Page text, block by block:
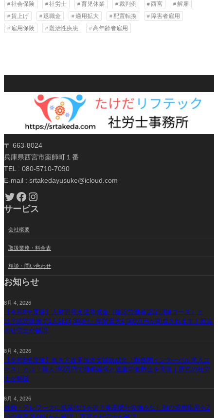
社会保険
社労士 育児休業 裁判例 西宮
解雇
賃上げ
退職金 適用拡大 配置転換
障害者雇用
雇用保険
難治性疾患 高年齢者雇用
〒 663-8024
兵庫県西宮市薬師町１番
TEL : 080-5710-7090
E-mail : srtakedayusuke@icloud.com
Twitter Facebook Instagram
サービス
会社概要
取扱業務・料金表
相談・問い合わせ
お知らせ
8月 4, 2026
【令和8年度版】人材開発支援助成金（建設労働者認定訓練コース）と
は？認定訓練で1人1日3,800円・年間最大1,000万円が助成されます｜西宮
の社労士が解説
8月 4, 2026
【令和8年度版】働き方改革推進支援助成金（勤務間インターバル導入コ
ース）とは？最大150万円で睡眠確保と過重労働防止を実現｜西宮の社労
士が解説
8月 4, 2026
外勤・テレワークに残業代は不要？事業場外労働みなし制の適用限界を2